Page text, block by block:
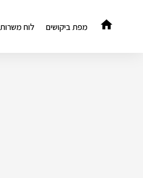
מפת ביקושים לוח משרות